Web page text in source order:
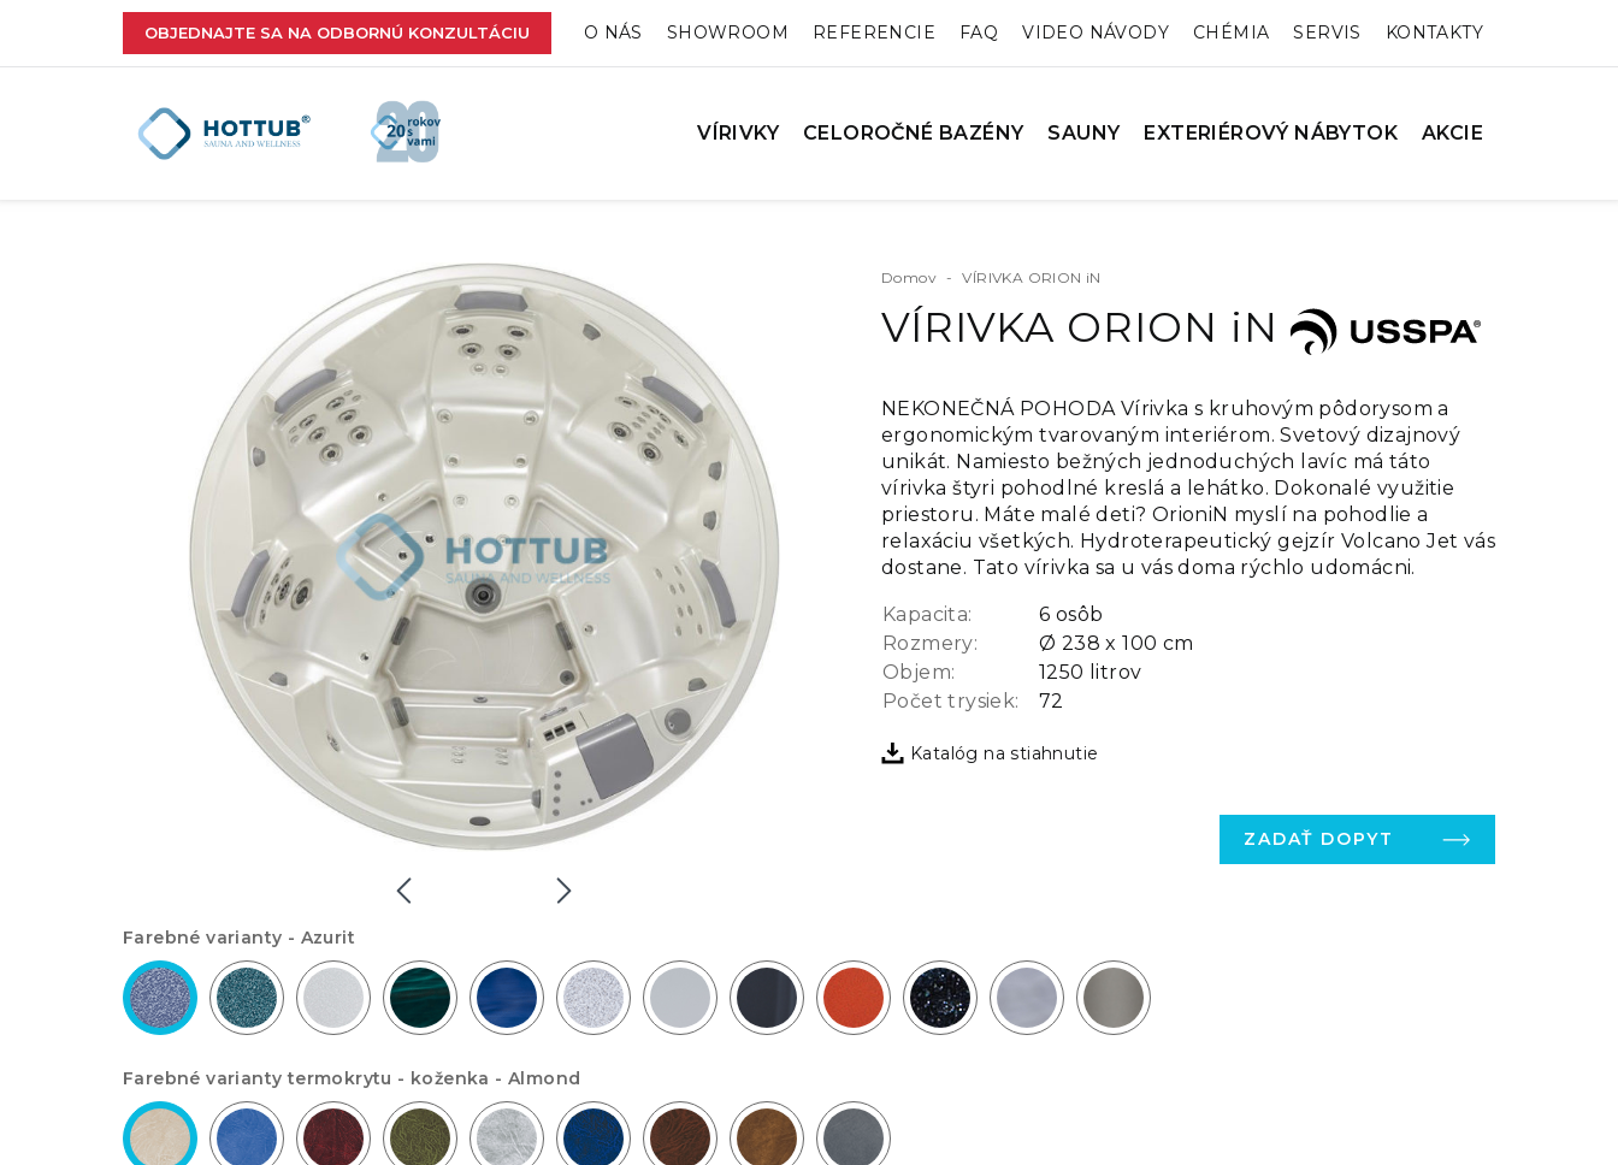
OBJEDNAJTE SA NA ODBORNÚ KONZULTÁCIU O NÁS SHOWROOM REFERENCIE FAQ VIDEO NÁVODY CHÉMIA SERVIS KONTAKTY
VÍRIVKY CELOROČNÉ BAZÉNY SAUNY EXTERIÉROVÝ NÁBYTOK AKCIE
Domov - VÍRIVKA ORION iN
VÍRIVKA ORION iN
NEKONEČNÁ POHODA Vírivka s kruhovým pôdorysom a
ergonomickým tvarovaným interiérom. Svetový dizajnový
unikát. Namiesto bežných jednoduchých lavíc má táto
vírivka štyri pohodlné kreslá a lehátko. Dokonalé využitie
priestoru. Máte malé deti? OrioniN myslí na pohodlie a
relaxáciu všetkých. Hydroterapeutický gejzír Volcano Jet vás
dostane. Tato vírivka sa u vás doma rýchlo udomácni.
Kapacita:
6 osôb
Rozmery:
Ø 238 x 100 cm
Objem:
1250 litrov
Počet trysiek:
72
Katalóg na stiahnutie
ZADAŤ DOPYT
Farebné varianty - Azurit
Farebné varianty termokrytu - koženka - Almond